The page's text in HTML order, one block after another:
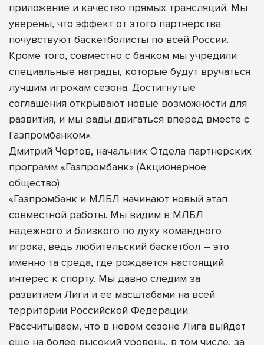
приложение и качество прямых трансляций. Мы
уверены, что эффект от этого партнерства
почувствуют баскетболисты по всей России.
Кроме того, совместно с банком мы учредили
специальные награды, которые будут вручаться
лучшим игрокам сезона. Достигнутые
соглашения открывают новые возможности для
развития, и мы рады двигаться вперед вместе с
Газпромбанком».
Дмитрий Чертов, начальник Отдела партнерских
программ «Газпромбанк» (Акционерное
общество)
«Газпромбанк и МЛБЛ начинают новый этап
совместной работы. Мы видим в МЛБЛ
надежного и близкого по духу командного
игрока, ведь любительский баскетбол – это
именно та среда, где рождается настоящий
интерес к спорту. Мы давно следим за
развитием Лиги и ее масштабами на всей
территории Российской Федерации.
Рассчитываем, что в новом сезоне Лига выйдет
еще на более высокий уровень, в том числе, за